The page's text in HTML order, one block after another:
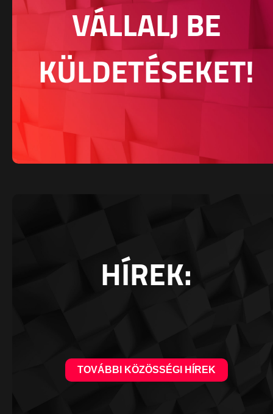
VÁLLALJ BE
KÜLDETÉSEKET!
HÍREK:
TOVÁBBI KÖZÖSSÉGI HÍREK